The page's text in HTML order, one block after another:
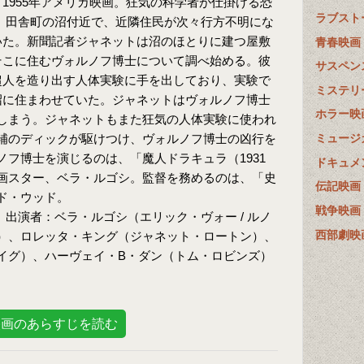
田舎町の沼付近で、近隣住民が次々行方不明にな
。新聞記者ジャネットは沼のほとりに建つ屋敷
に住むヴォルノフ博士について調べ始める。彼
を造り出す人体実験に手を出しており、実験で
住まわせていた。ジャネットはヴォルノフ博士
まう。ジャネットもまた狂気の人体実験に使われ
のディックが駆けつけ、ヴォルノフ博士の凶行を
フ博士を演じるのは、「魔人ドラキュラ（1931
スター、ベラ・ルゴシ。監督を務めるのは、「史
ウッド。
演者：ベラ・ルゴシ（エリック・ヴォー / ルノ
ロレッタ・キング（ジャネット・ロートン）、
）、ハーヴェイ・B・ダン（トム・ロビンズ）
のあらすじを読む
ラブス
青春映画
サスペン
ミステ
ホラー映
ミュー
ドキュメ
伝記映画
戦争映画
西部劇映